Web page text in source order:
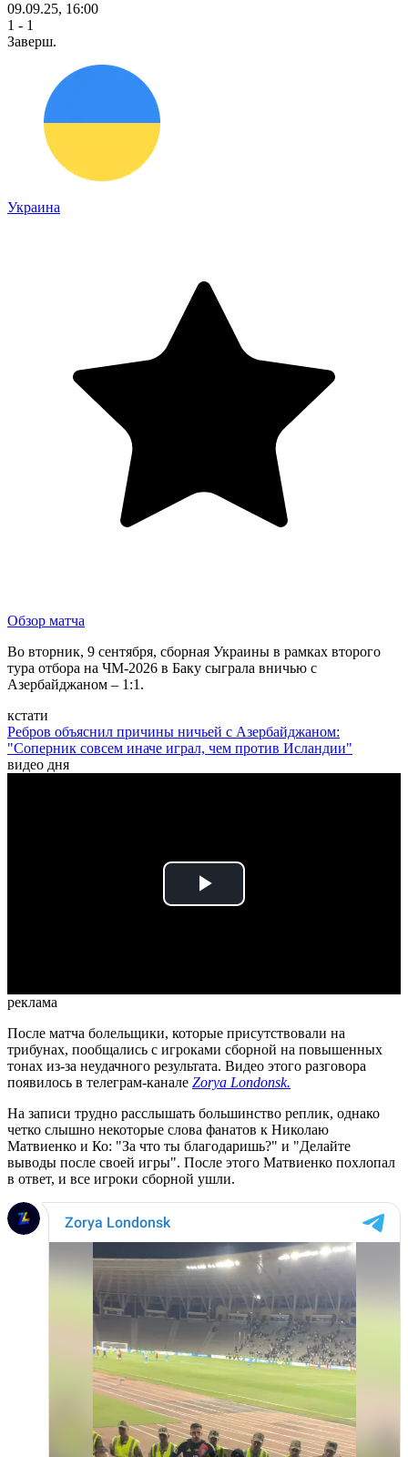
09.09.25, 16:00
1 - 1
Заверш.
Украина
Обзор матча
Во вторник, 9 сентября, сборная Украины в рамках второго
тура отбора на ЧМ-2026 в Баку сыграла вничью с
Азербайджаном – 1:1.
кстати
Ребров объяснил причины ничьей с Азербайджаном:
"Соперник совсем иначе играл, чем против Исландии"
видео дня
Play
реклама
После матча болельщики, которые присутствовали на
трибунах, пообщались с игроками сборной на повышенных
тонах из-за неудачного результата. Видео этого разговора
появилось в телеграм-канале Zorya Londonsk.
На записи трудно расслышать большинство реплик, однако
четко слышно некоторые слова фанатов к Николаю
Матвиенко и Ко: "За что ты благодаришь?" и "Делайте
выводы после своей игры". После этого Матвиенко похлопал
в ответ, и все игроки сборной ушли.